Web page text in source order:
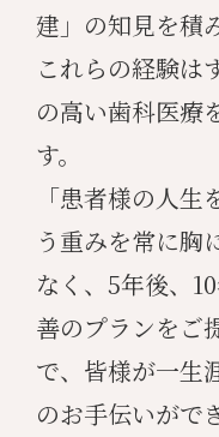
建」の知見を積
これらの経験は
の高い歯科医療
す。
「患者様の人
う重みを常に胸
なく、5年後、
善のプランをご
で、皆様が一生
のお手伝いがで